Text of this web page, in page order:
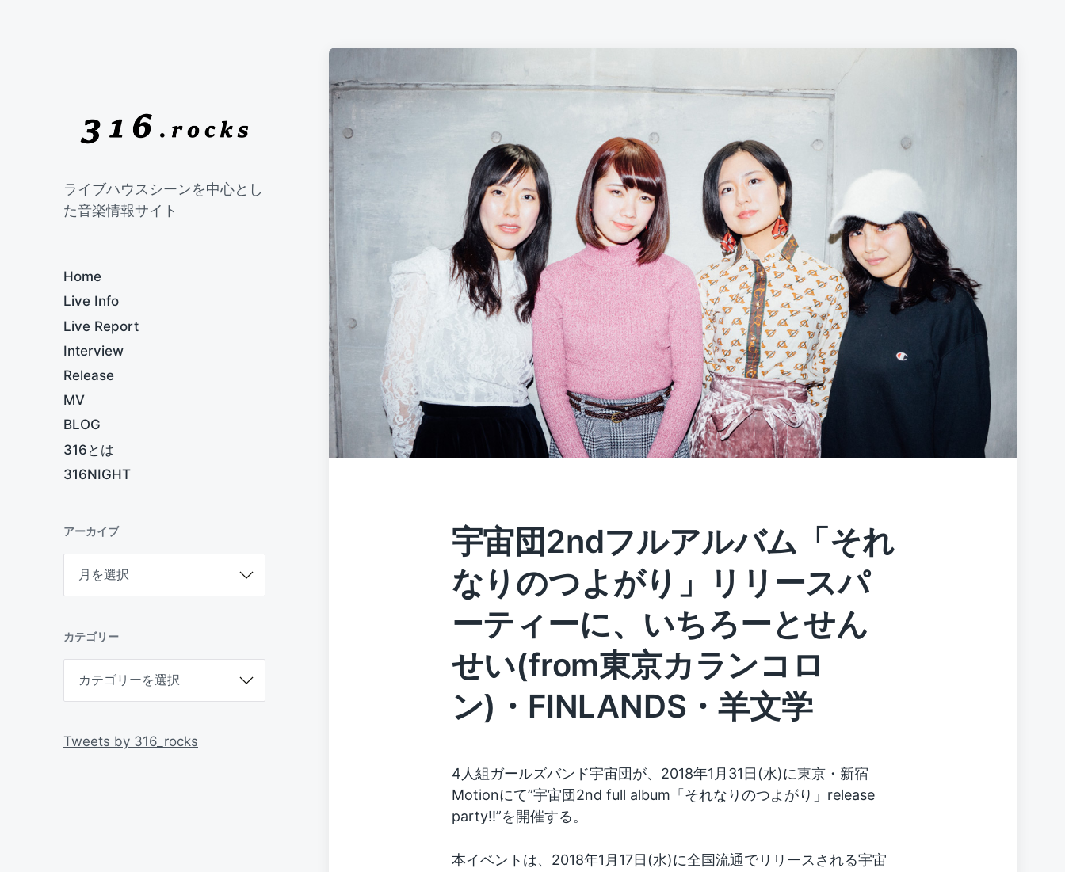
ライブハウスシーンを中心とし
た音楽情報サイト
Home
Live Info
Live Report
Interview
Release
MV
BLOG
316とは
316NIGHT
アーカイブ
カ
ブ
カテゴリー
ゴ
ー
Tweets by 316_rocks
宇宙団2ndフルアルバム「それ
なりのつよがり」リリースパ
ーティーに、いちろーとせん
せい(from東京カランコロ
ン)・FINLANDS・羊文学
4人組ガールズバンド宇宙団が、2018年1月31日(水)に東京・新宿
Motionにて”宇宙団2nd full album「それなりのつよがり」release
party!!”を開催する。
本イベントは、2018年1月17日(水)に全国流通でリリースされる宇宙